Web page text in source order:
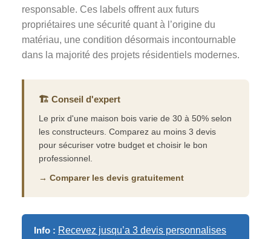
responsable. Ces labels offrent aux futurs
propriétaires une sécurité quant à l’origine du
matériau, une condition désormais incontournable
dans la majorité des projets résidentiels modernes.
🏗️ Conseil d'expert
Le prix d'une maison bois varie de 30 à 50% selon
les constructeurs. Comparez au moins 3 devis
pour sécuriser votre budget et choisir le bon
professionnel.
→ Comparer les devis gratuitement
Info : Recevez jusqu’a 3 devis personnalises